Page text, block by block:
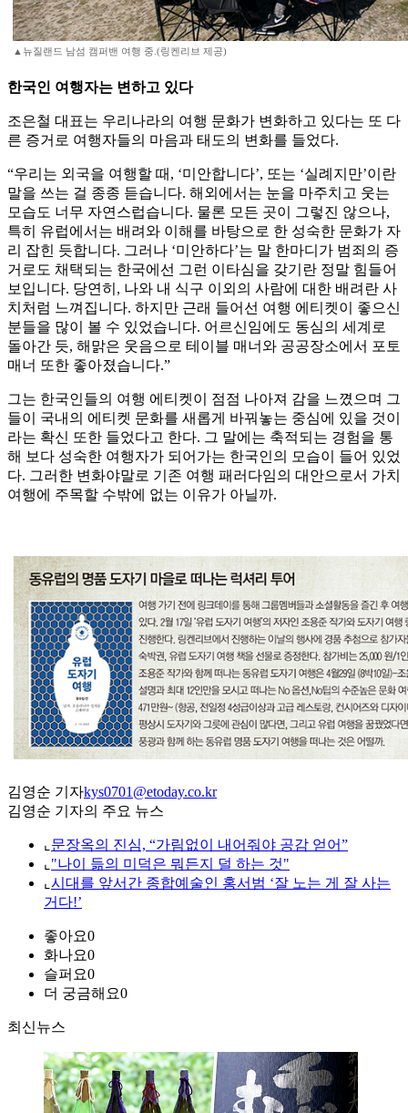
▲뉴질랜드 남섬 캠퍼밴 여행 중.(링켄리브 제공)
한국인 여행자는 변하고 있다
조은철 대표는 우리나라의 여행 문화가 변화하고 있다는 또 다
른 증거로 여행자들의 마음과 태도의 변화를 들었다.
“우리는 외국을 여행할 때, ‘미안합니다’, 또는 ‘실례지만’이란
말을 쓰는 걸 종종 듣습니다. 해외에서는 눈을 마주치고 웃는
모습도 너무 자연스럽습니다. 물론 모든 곳이 그렇진 않으나,
특히 유럽에서는 배려와 이해를 바탕으로 한 성숙한 문화가 자
리 잡힌 듯합니다. 그러나 ‘미안하다’는 말 한마디가 범죄의 증
거로도 채택되는 한국에선 그런 이타심을 갖기란 정말 힘들어
보입니다. 당연히, 나와 내 식구 이외의 사람에 대한 배려란 사
치처럼 느껴집니다. 하지만 근래 들어선 여행 에티켓이 좋으신
분들을 많이 볼 수 있었습니다. 어르신임에도 동심의 세계로
돌아간 듯, 해맑은 웃음으로 테이블 매너와 공공장소에서 포토
매너 또한 좋아졌습니다.”
그는 한국인들의 여행 에티켓이 점점 나아져 감을 느꼈으며 그
들이 국내의 에티켓 문화를 새롭게 바꿔놓는 중심에 있을 것이
라는 확신 또한 들었다고 한다. 그 말에는 축적되는 경험을 통
해 보다 성숙한 여행자가 되어가는 한국인의 모습이 들어 있었
다. 그러한 변화야말로 기존 여행 패러다임의 대안으로서 가치
여행에 주목할 수밖에 없는 이유가 아닐까.
김영순 기자kys0701@etoday.co.kr
김영순 기자의 주요 뉴스
⌞ 문장옥의 진심, “가림없이 내어줘야 공감 얻어”
⌞ "나이 듦의 미덕은 뭐든지 덜 하는 것"
⌞ 시대를 앞서간 종합예술인 홍서범 ‘잘 노는 게 잘 사는
거다!’
좋아요0
화나요0
슬퍼요0
더 궁금해요0
최신뉴스